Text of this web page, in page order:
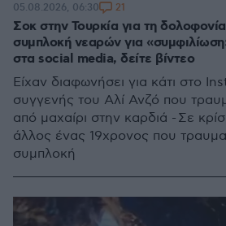
Σοκ στην Τουρκία για τη
συμπλοκή νεαρών για
στα social media, δείτε βίντεο
Είχαν διαφωνήσει για κάτι στο
συγγενής του Αλί Ανζό που
από μαχαίρι στην καρδιά - Σε
άλλος ένας 19χρονος που
συμπλοκή
05.08.2026, 06:30 21